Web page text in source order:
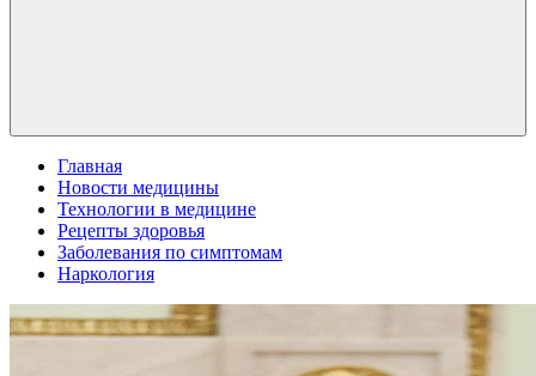
Главная
Новости медицины
Технологии в медицине
Рецепты здоровья
Заболевания по симптомам
Наркология